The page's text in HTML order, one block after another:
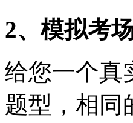
2、模拟考
给您一个真
题型，相同